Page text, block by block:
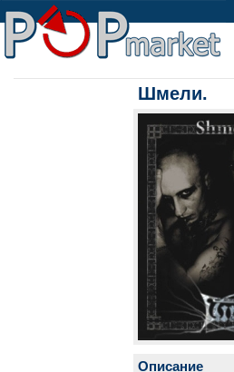
Шмели.
Описание